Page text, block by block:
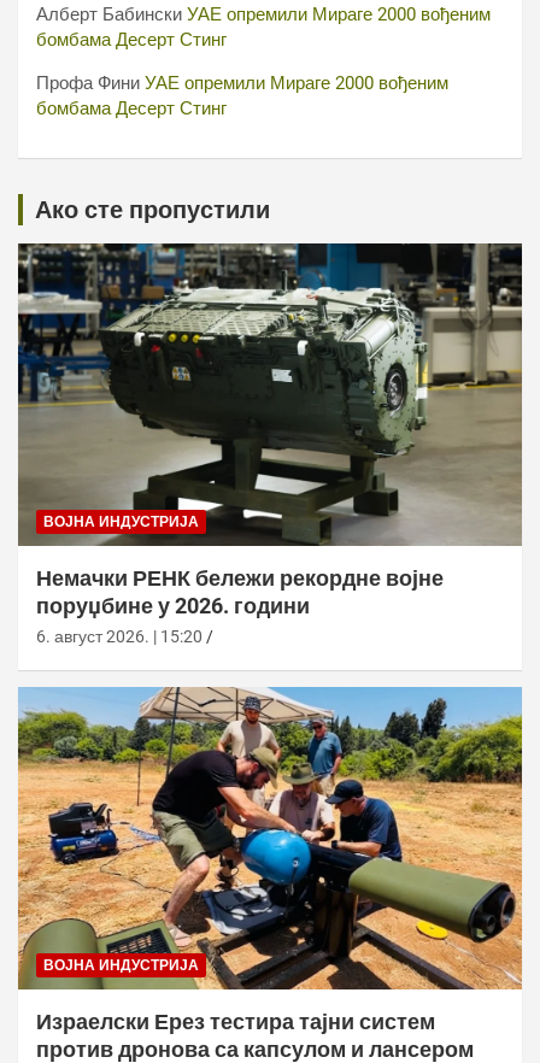
Алберт Бабински УАЕ опремили Мираге 2000 вођеним
бомбама Десерт Стинг
Профа Фини УАЕ опремили Мираге 2000 вођеним
бомбама Десерт Стинг
Ако сте пропустили
ВОЈНА ИНДУСТРИЈА
Немачки РЕНК бележи рекордне војне
поруџбине у 2026. години
6. август 2026. | 15:20
ВОЈНА ИНДУСТРИЈА
Израелски Ерез тестира тајни систем
против дронова са капсулом и лансером